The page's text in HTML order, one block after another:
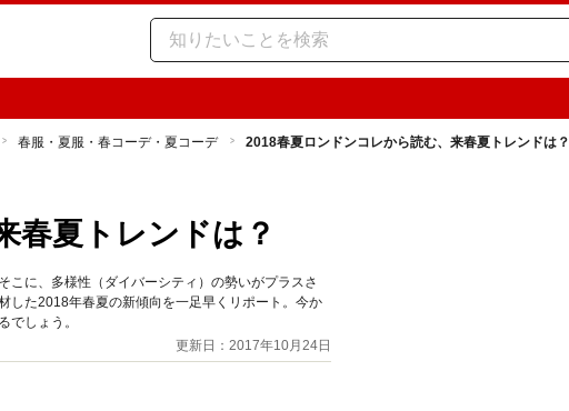
春服・夏服・春コーデ・夏コーデ 2018春夏ロンドンコレから読む、来春夏トレンドは？
春夏トレンドは？
こに、多様性（ダイバーシティ）の勢いがプラスさ
した2018年春夏の新傾向を一足早くリポート。今か
でしょう。
更新日：2017年10月24日